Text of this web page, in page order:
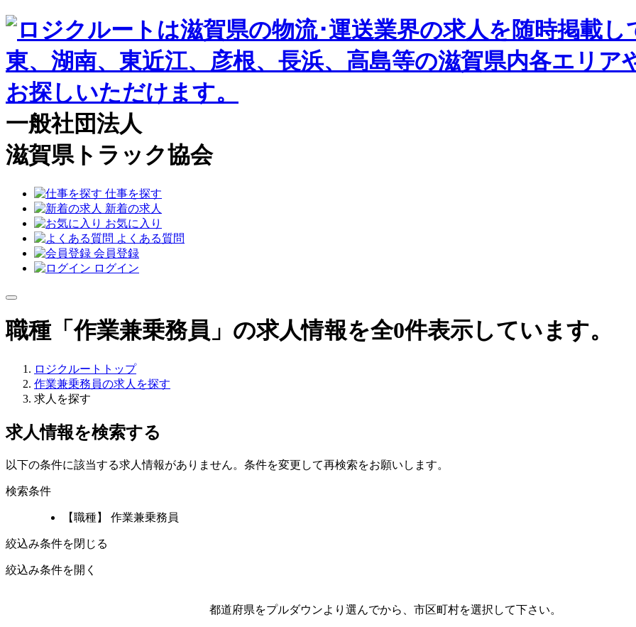
一般社団法人
滋賀県トラック協会
仕事を探す
新着の求人
お気に入り
よくある質問
会員登録
ログイン
職種「作業兼乗務員」の求人情報を全0件表示しています。
ロジクルートトップ
作業兼乗務員の求人を探す
求人を探す
求人情報を検索する
以下の条件に該当する求人情報がありません。条件を変更して再検索をお願いします。
検索条件
【職種】 作業兼乗務員
絞込み条件を閉じる
絞込み条件を開く
都道府県をプルダウンより選んでから、市区町村を選択して下さい。